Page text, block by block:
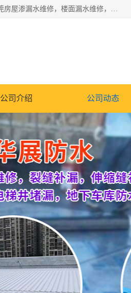
东莞市华展防水补漏装饰工程有限公司主要服务有：东莞防水补漏，东莞厂房防水补漏，东莞房屋渗漏水维修，楼面漏水维修，裂缝补漏，伸缩缝补漏，卫生间防水改造，厕所漏水补漏，外墙窗台补漏，电梯井堵漏，地下车库防水引水工程等
公司介绍 公司动态